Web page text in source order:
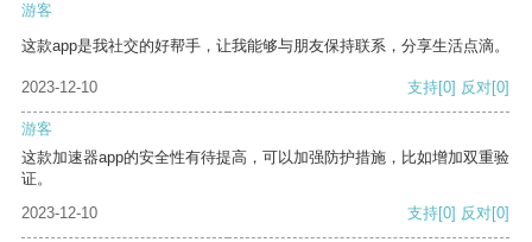
游客
这款app是我社交的好帮手，让我能够与朋友保持联系，分享生活点滴。
2023-12-10 支持[0] 反对[0]
游客
这款加速器app的安全性有待提高，可以加强防护措施，比如增加双重验
证。
2023-12-10
支持[0] 反对[0]